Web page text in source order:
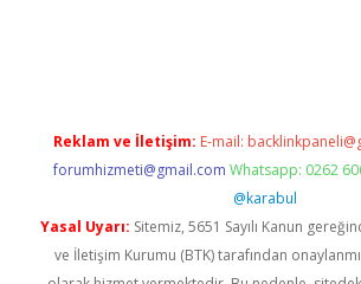
Reklam ve İletişim: E-mail:
forumhizmeti@gmail.com Whatsapp: 0262
@karabul
Yasal Uyarı: Sitemiz, 5651 Sayılı Kanun
ve İletişim Kurumu (BTK) tarafından